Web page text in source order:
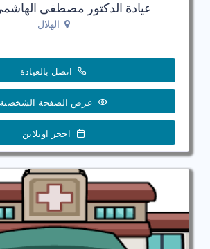
عيادة الدكتور مصطفى
الهلال
اتصل بالعيادة
عرض الصفحة الشخصية
احجز اونلاين